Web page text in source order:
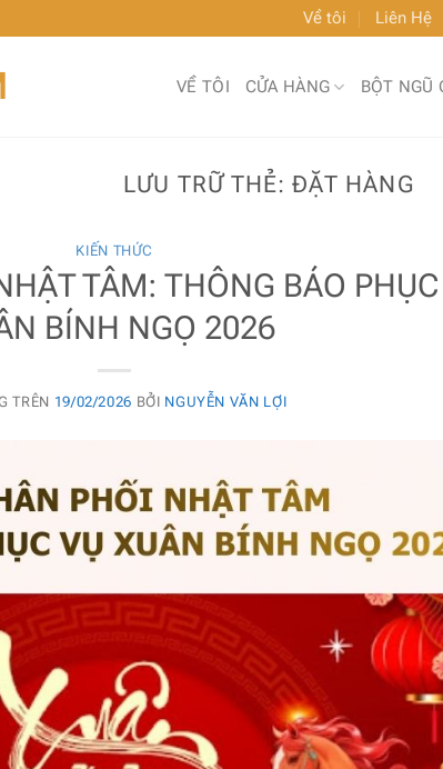
Về tôi Liên Hệ
VỀ TÔI CỬA HÀNG BỘT NGŨ
LƯU TRỮ THẺ:ĐẶT HÀNG
KIẾN THỨC
TÂM: THÔNG BÁO PHỤC
BÍNH NGỌ 2026
TRÊN 19/02/2026 BỞI NGUYỄN VĂN LỢI